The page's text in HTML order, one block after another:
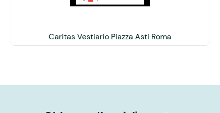
Caritas Vestiario Piazza Asti Roma